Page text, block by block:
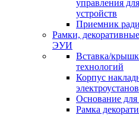
управления
устройств
Приемник
Рамки,
ЭУИ
Вставка/
технологий
Корпус
Основание
Рамка